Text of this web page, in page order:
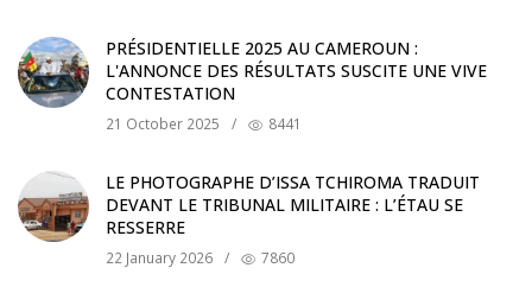
PRÉSIDENTIELLE 2025 AU CAMEROUN :
L'ANNONCE DES RÉSULTATS SUSCITE UNE VIVE
CONTESTATION
21 October 2025 / 8441
LE PHOTOGRAPHE D’ISSA TCHIROMA TRADUIT
DEVANT LE TRIBUNAL MILITAIRE : L’ÉTAU SE
RESSERRE
22 January 2026 / 7860